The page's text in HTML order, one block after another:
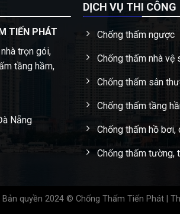
TIẾN PHÁT
trọn gói,
tầng hầm,
Nẵng
DỊCH VỤ THI CÔNG
Chống thấm ngược
Chống thấm nhà vệ
Chống thấm sân
Chống thấm tầng
Chống thấm hồ bơi,
Chống thấm tường,
Bản quyền 2024 © Chống Thấm Tiến Phát |